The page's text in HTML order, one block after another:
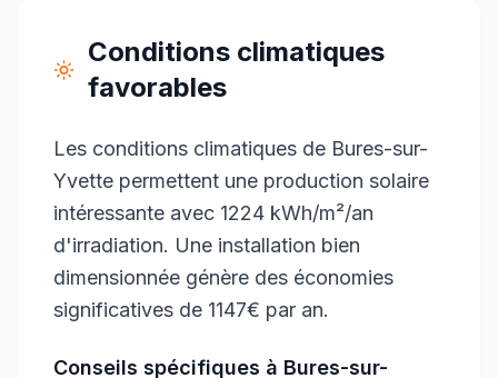
Conditions climatiques
favorables
Les conditions climatiques de Bures-sur-
Yvette permettent une production solaire
intéressante avec 1224 kWh/m²/an
d'irradiation. Une installation bien
dimensionnée génère des économies
significatives de 1147€ par an.
Conseils spécifiques à Bures-sur-